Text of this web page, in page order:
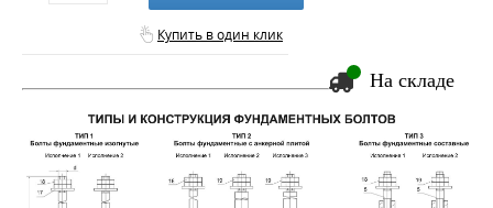
Купить в один клик
На складе